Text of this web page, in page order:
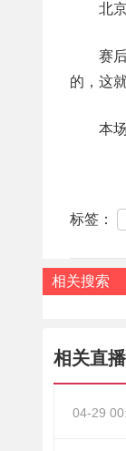
北
赛
的，这
本
标签：
相关搜索
相关直播
04-29